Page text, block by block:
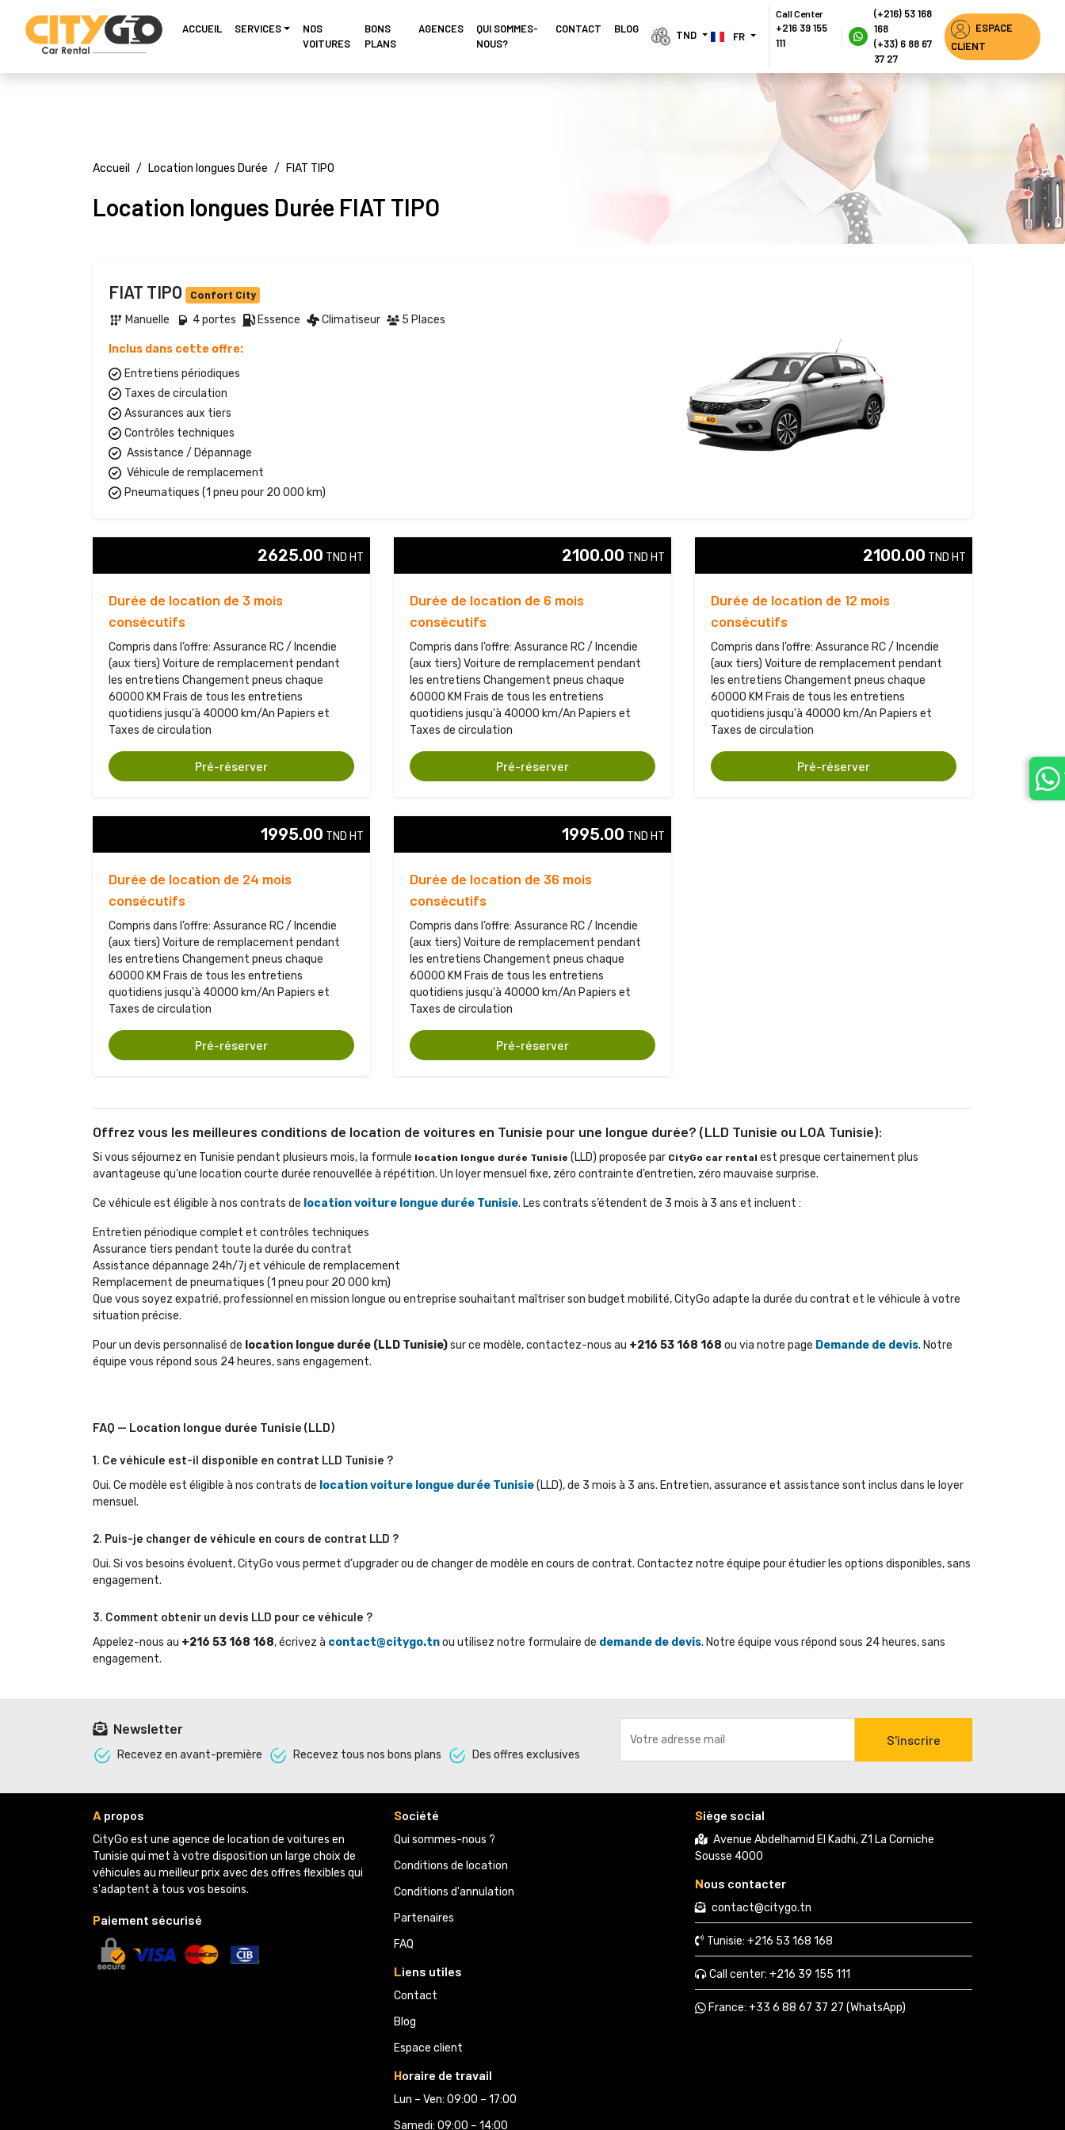
ACCUEIL SERVICES
NOS
VOITURES
BONS
PLANS
AGENCES
QUI SOMMES-
NOUS?
CONTACT BLOG
TND FR
Call Center
+216 39 155
111
(+216) 53 168
168
(+33) 6 88 67
37 27
ESPACE
CLIENT
Accueil Location longues Durée FIAT TIPO
Location longues Durée FIAT TIPO
FIAT TIPO
Confort City
Manuelle
4 portes Essence Climatiseur 5 Places
Inclus dans cette offre:
Entretiens périodiques
Taxes de circulation
Assurances aux tiers
Contrôles techniques
Assistance / Dépannage
Véhicule de remplacement
Pneumatiques (1 pneu pour 20 000 km)
2625.00 TND HT
Durée de location de 3 mois
consécutifs
Compris dans l’offre: Assurance RC / Incendie
(aux tiers) Voiture de remplacement pendant
les entretiens Changement pneus chaque
60000 KM Frais de tous les entretiens
quotidiens jusqu'à 40000 km/An Papiers et
Taxes de circulation
Pré-réserver
2100.00 TND HT
Durée de location de 6 mois
consécutifs
Compris dans l’offre: Assurance RC / Incendie
(aux tiers) Voiture de remplacement pendant
les entretiens Changement pneus chaque
60000 KM Frais de tous les entretiens
quotidiens jusqu'à 40000 km/An Papiers et
Taxes de circulation
Pré-réserver
2100.00 TND HT
Durée de location de 12 mois
consécutifs
Compris dans l’offre: Assurance RC / Incendie
(aux tiers) Voiture de remplacement pendant
les entretiens Changement pneus chaque
60000 KM Frais de tous les entretiens
quotidiens jusqu'à 40000 km/An Papiers et
Taxes de circulation
Pré-réserver
1995.00 TND HT
Durée de location de 24 mois
consécutifs
Compris dans l’offre: Assurance RC / Incendie
(aux tiers) Voiture de remplacement pendant
les entretiens Changement pneus chaque
60000 KM Frais de tous les entretiens
quotidiens jusqu'à 40000 km/An Papiers et
Taxes de circulation
Pré-réserver
1995.00 TND HT
Durée de location de 36 mois
consécutifs
Compris dans l’offre: Assurance RC / Incendie
(aux tiers) Voiture de remplacement pendant
les entretiens Changement pneus chaque
60000 KM Frais de tous les entretiens
quotidiens jusqu'à 40000 km/An Papiers et
Taxes de circulation
Pré-réserver
Offrez vous les meilleures conditions de location de voitures en Tunisie pour une longue durée? (LLD Tunisie ou LOA Tunisie):
Si vous séjournez en Tunisie pendant plusieurs mois, la formule location longue durée Tunisie (LLD) proposée par CityGo car rental est presque certainement plus
avantageuse qu’une location courte durée renouvellée à répétition. Un loyer mensuel fixe, zéro contrainte d’entretien, zéro mauvaise surprise.
Ce véhicule est éligible à nos contrats de location voiture longue durée Tunisie. Les contrats s’étendent de 3 mois à 3 ans et incluent :
Entretien périodique complet et contrôles techniques
Assurance tiers pendant toute la durée du contrat
Assistance dépannage 24h/7j et véhicule de remplacement
Remplacement de pneumatiques (1 pneu pour 20 000 km)
Que vous soyez expatrié, professionnel en mission longue ou entreprise souhaitant maîtriser son budget mobilité, CityGo adapte la durée du contrat et le véhicule à votre
situation précise.
Pour un devis personnalisé de location longue durée (LLD Tunisie)sur ce modèle, contactez-nous au +216 53 168 168 ou via notre page Demande de devis. Notre
équipe vous répond sous 24 heures, sans engagement.
FAQ — Location longue durée Tunisie (LLD)
1. Ce véhicule est-il disponible en contrat LLD Tunisie ?
Oui. Ce modèle est éligible à nos contrats de location voiture longue durée Tunisie(LLD), de 3 mois à 3 ans. Entretien, assurance et assistance sont inclus dans le loyer
mensuel.
2. Puis-je changer de véhicule en cours de contrat LLD ?
Oui. Si vos besoins évoluent, CityGo vous permet d’upgrader ou de changer de modèle en cours de contrat. Contactez notre équipe pour étudier les options disponibles, sans
engagement.
3. Comment obtenir un devis LLD pour ce véhicule ?
Appelez-nous au +216 53 168 168, écrivez à contact@citygo.tnou utilisez notre formulaire de demande de devis. Notre équipe vous répond sous 24 heures, sans
engagement.
Newsletter
Recevez en avant-première Recevez tous nos bons plans Des offres exclusives
S'inscrire
A propos
CityGo est une agence de location de voitures en
Tunisie qui met à votre disposition un large choix de
véhicules au meilleur prix avec des offres flexibles qui
s'adaptent à tous vos besoins.
Paiement sécurisé
Société
Qui sommes-nous ?
Conditions de location
Conditions d'annulation
Partenaires
FAQ
Liens utiles
Contact
Blog
Espace client
Horaire de travail
Lun – Ven: 09:00 – 17:00
Samedi: 09:00 – 14:00
Siège social
Avenue Abdelhamid El Kadhi, Z1 La Corniche
Sousse 4000
Nous contacter
contact@citygo.tn
Tunisie: +216 53 168 168
Call center: +216 39 155 111
France: +33 6 88 67 37 27 (WhatsApp)